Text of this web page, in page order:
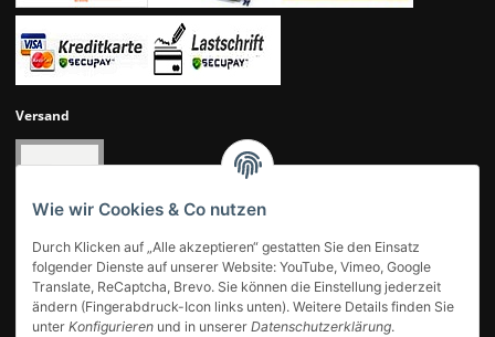
Wie wir Cookies & Co nutzen
Durch Klicken auf „Alle akzeptieren“ gestatten Sie den Einsatz
folgender Dienste auf unserer Website: YouTube, Vimeo, Google
Translate, ReCaptcha, Brevo. Sie können die Einstellung jederzeit
ändern (Fingerabdruck-Icon links unten). Weitere Details finden Sie
unter Konfigurieren und in unserer Datenschutzerklärung.
Versand
UNSERE KUNDENBEWERTUNGEN